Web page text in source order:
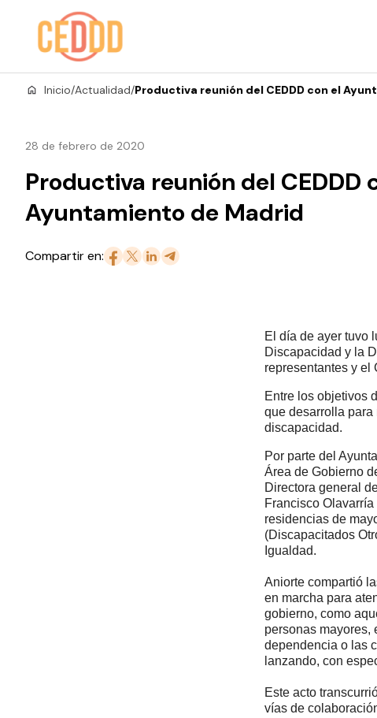
Saltar al contenido
Inicio/Actualidad/Productiva reunión del CEDDD con el
28 de febrero de 2020
Productiva reunión del CEDDD
Ayuntamiento de Madrid
Compartir en:
El día de ayer tuvo
Discapacidad y la
representantes y el
Entre los objetivos
que desarrolla
discapacidad.
Por parte del
Área de Gobierno
Directora general
Francisco
residencias de
(Discapacitados
Igualdad.
Aniorte compartió
en marcha para
gobierno, como
personas mayores,
dependencia o las
lanzando, con
Este acto
vías de